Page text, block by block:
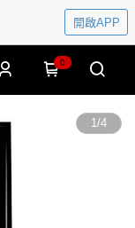
開啟APP
0
1/4